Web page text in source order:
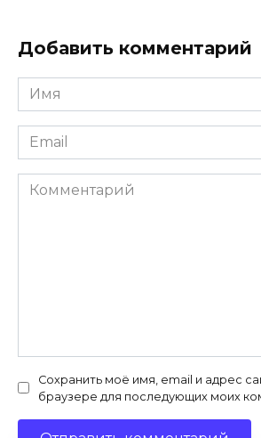
Добавить комментарий
Имя
*
Email
*
Комментарий
Сохранить моё имя, email и адрес
браузере для последующих моих